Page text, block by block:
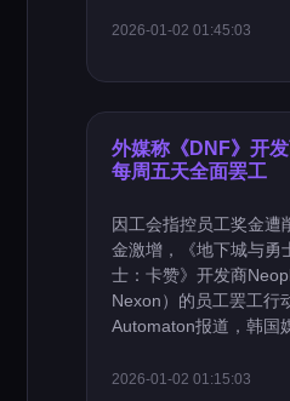
2026-01-02 01:45:03
外媒称《DNF》开
每周五天全面罢工
因工会指控员工奖金遭
金激增，《地下城与勇
士：卡赞》开发商
Nexon）的员工罢工行
Automaton报道，韩国
2026-01-02 01:15:03